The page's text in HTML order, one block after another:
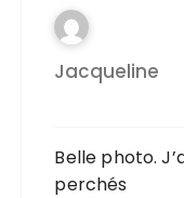
Jacqueline
Belle photo.
perchés